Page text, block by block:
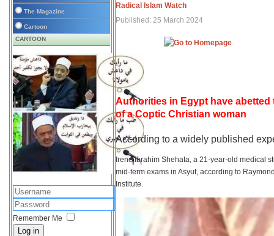
The Magazine
Cartoon
CARTOON
Remember Me
Log in
Radical Islam Watch
Published: 25 March 2024
Authorities in Egypt have
of a Coptic Christian woman
According to a widely published
Irene Ibrahim Shehata, a 21-year-old medical
mid-term exams in Asyut, according to
Institute.